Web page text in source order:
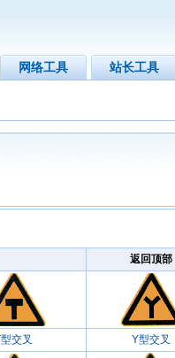
网络工具 站长工具